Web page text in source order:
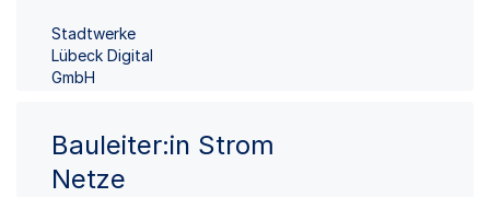
Stadtwerke
Lübeck Digital
GmbH
Bauleiter:in Strom
Netze